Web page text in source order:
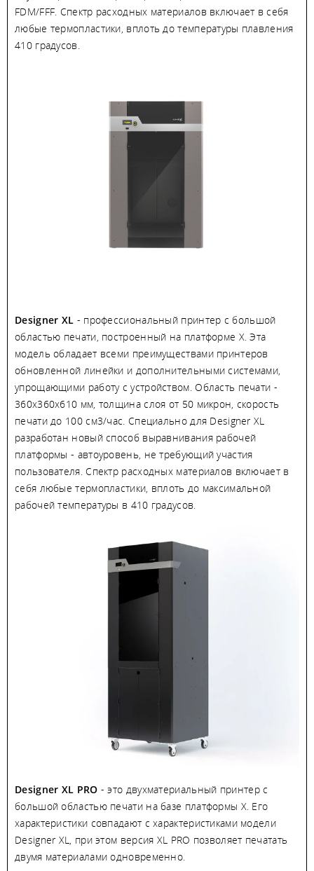
FDM/FFF. Спектр расходных материалов включает в себя
любые термопластики, вплоть до температуры плавления
410 градусов.
Designer XL - профессиональный принтер с большой
областью печати, построенный на платформе X. Эта
модель обладает всеми преимуществами принтеров
обновленной линейки и дополнительными системами,
упрощающими работу с устройством. Область печати -
360х360х610 мм, толщина слоя от 50 микрон, скорость
печати до 100 см3/час. Специально для Designer XL
разработан новый способ выравнивания рабочей
платформы - автоуровень, не требующий участия
пользователя. Спектр расходных материалов включает в
себя любые термопластики, вплоть до максимальной
рабочей температуры в 410 градусов.
Designer XL PRO - это двухматериальный принтер с
большой областью печати на базе платформы X. Его
характеристики совпадают с характеристиками модели
Designer XL, при этом версия XL PRO позволяет печатать
двумя материалами одновременно.